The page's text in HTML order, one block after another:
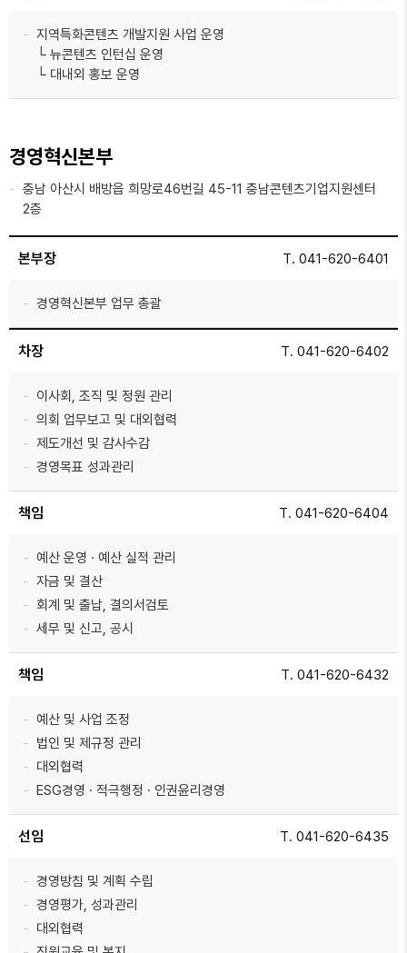
지역특화콘텐츠 개발지원 사업 운영
└ 뉴콘텐츠 인턴십 운영
└ 대내외 홍보 운영
경영혁신본부
충남 아산시 배방읍 희망로46번길 45-11 충남콘텐츠기업지원센터
2층
본부장 T. 041-620-6401
경영혁신본부 업무 총괄
차장 T. 041-620-6402
이사회, 조직 및 정원 관리
의회 업무보고 및 대외협력
제도개선 및 감사수감
경영목표 성과관리
책임 T. 041-620-6404
예산 운영 · 예산 실적 관리
자금 및 결산
회계 및 출납, 결의서검토
세무 및 신고, 공시
책임 T. 041-620-6432
예산 및 사업 조정
법인 및 제규정 관리
대외협력
ESG경영 · 적극행정 · 인권윤리경영
선임 T. 041-620-6435
경영방침 및 계획 수립
경영평가, 성과관리
대외협력